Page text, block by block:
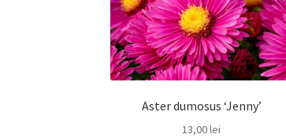
Aster dumosus ‘Jenny’
13,00lei